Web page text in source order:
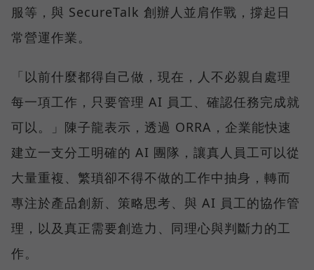
服等，與 SecureTalk 創辦人並肩作戰，撐起日
常營運作業。
「以前什麼都得自己做，現在，人不必親自處理
每一項工作，只要管理 AI 員工、確認任務完成就
可以。」陳子龍表示，透過 ORRA，企業能快速
建立一支分工明確的 AI 團隊，讓真人員工可以從
大量重複、繁瑣卻不得不做的工作中抽身，轉而
專注於產品創新、策略思考、與 AI 員工的協作管
理，以及真正需要創造力、同理心與判斷力的工
作。